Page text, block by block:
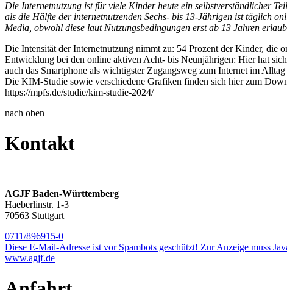
Die Internetnutzung ist für viele Kinder heute ein selbstverständlicher
als die Hälfte der internetnutzenden Sechs- bis 13-Jährigen ist täglich
Media, obwohl diese laut Nutzungsbedingungen erst ab 13 Jahren
Die Intensität der Internetnutzung nimmt zu: 54 Prozent der Kinder, die
Entwicklung bei den online aktiven Acht- bis Neunjährigen: Hier hat
auch das Smartphone als wichtigster Zugangsweg zum Internet im
Die KIM-Studie sowie verschiedene Grafiken finden sich hier zum
https://mpfs.de/studie/kim-studie-2024/
nach oben
Kontakt
AGJF Baden-Württemberg
Haeberlinstr. 1-3
70563 Stuttgart
0711/896915-0
Diese E-Mail-Adresse ist vor Spambots geschützt! Zur Anzeige muss
www.agjf.de